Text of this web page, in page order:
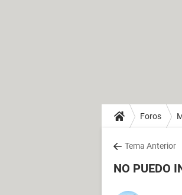
Foros
Tema Anterior
NO PUEDO